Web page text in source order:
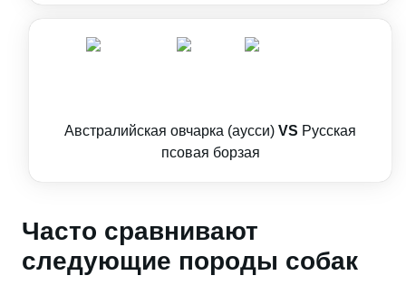
Австралийская овчарка (аусси) VS Русская
псовая борзая
Часто сравнивают
следующие породы собак